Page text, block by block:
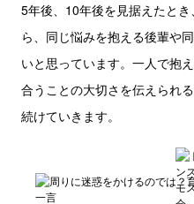
5年後、10年後を見据えたと
ら、同じ悩みを抱える後輩や
いと思っています。一人で抱
合うことの大切さを伝えられ
続けていきます。